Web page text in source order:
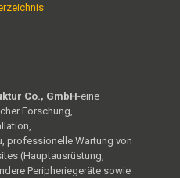
Co., GmbH-eine
Forschung,
professionelle Wartung von
(Hauptausrüstung,
Peripheriegeräte sowie